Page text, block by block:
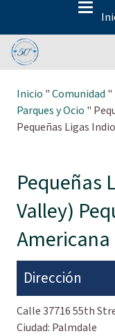
Inicio "Comunidad "
Parques y Ocio "
Pequeñas Ligas
Pequeñas
Valley)
Americana
Dirección
Calle37716 55th
Ciudad: Palmdale